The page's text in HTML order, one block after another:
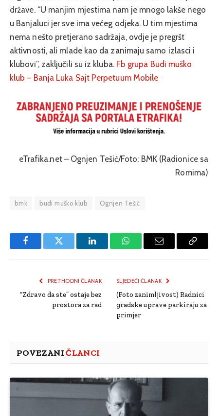
države. “U manjim mjestima nam je mnogo lakše nego
u Banjaluci jer sve ima većeg odjeka. U tim mjestima
nema nešto pretjerano sadržaja, ovdje je pregršt
aktivnosti, ali mlade kao da zanimaju samo izlasci i
klubovi”, zaključili su iz kluba. Fb grupa Budi muško
klub – Banja Luka Sajt Perpetuum Mobile
eTrafika.net – Ognjen Tešić/Foto: BMK (Radionice sa
Romima)
bmk budi muško klub Ognjen Tešić
FacebookTwitter LinkedInWhatsAppEmail
Copy
PRETHODNI ČLANAK
“Zdravo da ste” ostaje bez
prostora za rad
SLJEDEĆI ČLANAK
(Foto zanimljivost) Radnici
gradske uprave parkiraju za
primjer
POVEZANIČLANCI